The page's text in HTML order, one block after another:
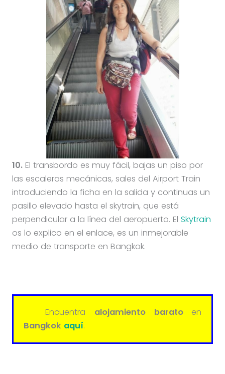
10.El transbordo es muy fácil, bajas un piso por
las escaleras mecánicas, sales del Airport Train
introduciendo la ficha en la salida y continuas un
pasillo elevado hasta el skytrain, que está
perpendicular a la línea del aeropuerto. El Skytrain
os lo explico en el enlace, es un inmejorable
medio de transporte en Bangkok.
Encuentra alojamiento barato en
Bangkok aquí.